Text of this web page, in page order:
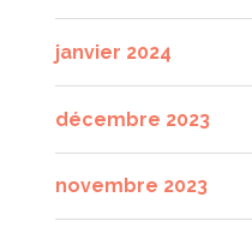
janvier 2024
décembre 2023
novembre 2023